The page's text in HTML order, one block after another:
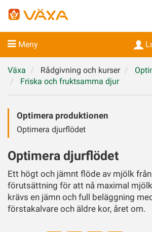
Meny
Växa Rådgivning och kurser
Friska och fruktsamma djur
Optimera produktionen
Optimera djurflödet
Optimera djurflödet
Ett högt och jämnt flöde av mjölk
förutsättning för att nå maximal
krävs en jämn och full beläggning
förstakalvare och äldre kor, året om.